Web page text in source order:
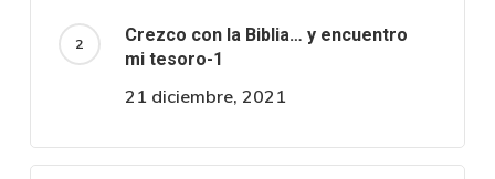
Crezco con la Biblia… y encuentro
mi tesoro-1
21 diciembre, 2021